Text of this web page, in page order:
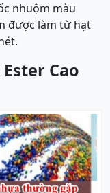
nhuộm màu
được làm từ hạt
Cao